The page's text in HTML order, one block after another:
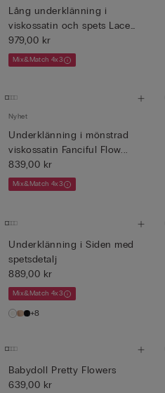
Lång underklänning i
viskossatin och spets Lace
Pe...
979,00 kr
Mix&Match 4x3
Nyhet
Underklänning i mönstrad
viskossatin Fanciful Flow...
839,00 kr
Mix&Match 4x3
Underklänning i Siden med
spetsdetalj
889,00 kr
Mix&Match 4x3
+8
Babydoll Pretty Flowers
639,00 kr